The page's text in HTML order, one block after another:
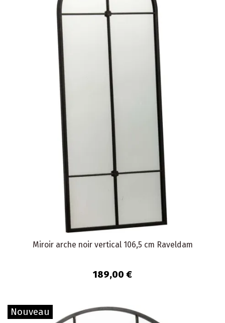
Miroir arche noir vertical 106,5 cm Raveldam
189,00 €
Nouveau